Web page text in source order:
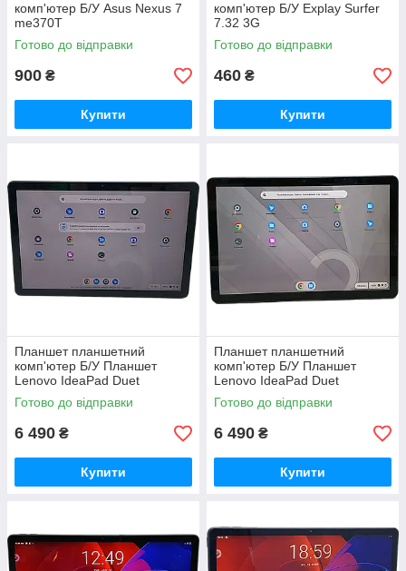
комп'ютер Б/У Asus Nexus 7
me370T
Готово до відправки
900 ₴
Купити
комп'ютер Б/У Explay Surfer
7.32 3G
Готово до відправки
460 ₴
Купити
Планшет планшетний
комп'ютер Б/У Планшет
Lenovo IdeaPad Duet
Chromebook (CT-X636F)
4/128
Готово до відправки
6 490 ₴
Купити
Планшет планшетний
комп'ютер Б/У Планшет
Lenovo IdeaPad Duet
Chromebook (CT-X636F)
4/128
Готово до відправки
6 490 ₴
Купити